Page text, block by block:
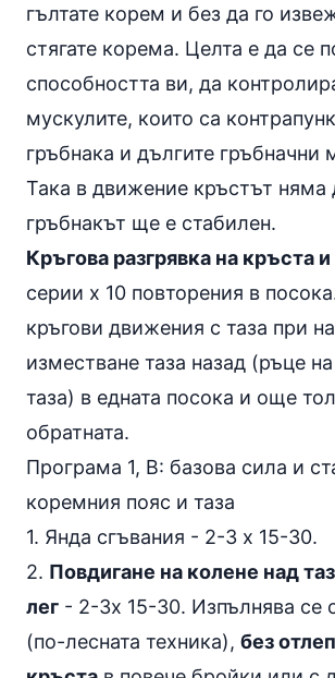
гълтате корем и без да го
стягате корема. Целта е да се
способността ви, да
мускулите, които са
гръбнака и дългите гръбначни
Така в движение кръстът няма
гръбнакът ще е стабилен.
Кръгова разгрявка на кръста и
серии х 10 повторения в
кръгови движения с таза при
изместване таза назад (ръце
таза) в едната посока и още
обратната.
Програма 1, B: базова сила и
коремния пояс и таза
1. Янда сгъвания - 2-3 х 15-30.
2. Повдигане на колене над
лег - 2-3х 15-30. Изпълнява се
(по-лесната техника), без